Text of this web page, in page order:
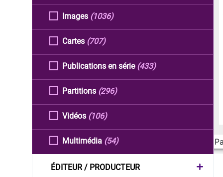
Images (1036)
Cartes (707)
Publications en série (433)
Partitions (296)
Vidéos (106)
Multimédia (54)
ÉDITEUR / PRODUCTEUR